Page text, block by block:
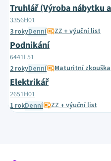
Truhlář (Výroba nábytku
3356H01
3 rokyDenní ZZ + výuční list
Podnikání
6441L51
2 rokyDenní Maturitní zkouška
Elektrikář
2651H01
1 rokDenní ZZ + výuční list